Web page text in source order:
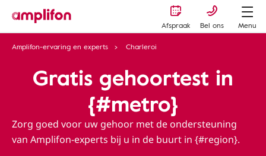
Afspraak Bel ons
Menu
Amplifon-ervaring en experts
Charleroi
Gratis gehoortest in
{#metro}
Zorg goed voor uw gehoor met de ondersteuning
van Amplifon-experts bij u in de buurt in {#region}.